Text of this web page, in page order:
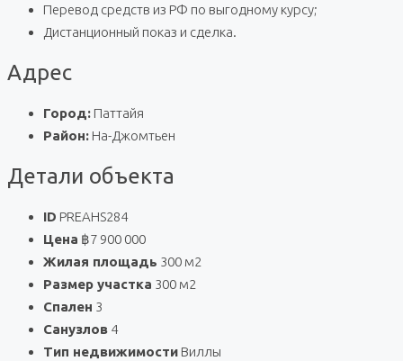
Перевод средств из РФ по выгодному курсу;
Дистанционный показ и сделка.
Адрес
Город: Паттайя
Район: На-Джомтьен
Детали объекта
ID PREAHS284
Цена ฿7 900 000
Жилая площадь 300 м2
Размер участка 300 м2
Спален 3
Санузлов 4
Тип недвижимости Виллы